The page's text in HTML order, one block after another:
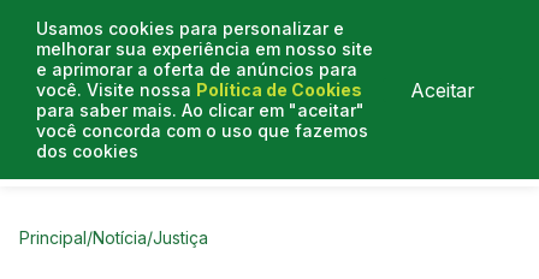
Usamos cookies para personalizar e
melhorar sua experiência em nosso site
e aprimorar a oferta de anúncios para
você. Visite nossa Política de Cookies
para saber mais. Ao clicar em "aceitar"
você concorda com o uso que fazemos
dos cookies
Aceitar
Curtas do Poder
Principal/Notícia/Justiça